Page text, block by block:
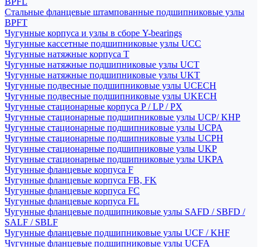
Стальные фланцевые штампованные подшипниковые узлы
BPFT
Чугунные корпуса и узлы в сборе Y-bearings
Чугунные кассетные подшипниковые узлы UCC
Чугунные натяжные корпуса T
Чугунные натяжные подшипниковые узлы UCT
Чугунные натяжные подшипниковые узлы UKT
Чугунные подвесные подшипниковые узлы UCECH
Чугунные подвесные подшипниковые узлы UKECH
Чугунные стационарные корпуса P / LP / PX
Чугунные стационарные подшипниковые узлы UCP/ KHP
Чугунные стационарные подшипниковые узлы UCPA
Чугунные стационарные подшипниковые узлы UCPH
Чугунные стационарные подшипниковые узлы UKP
Чугунные стационарные подшипниковые узлы UKPA
Чугунные фланцевые корпуса F
Чугунные фланцевые корпуса FB, FK
Чугунные фланцевые корпуса FC
Чугунные фланцевые корпуса FL
Чугунные фланцевые подшипниковые узлы SAFD / SBFD /
SALF / SBLF
Чугунные фланцевые подшипниковые узлы UCF / KHF
Чугунные фланцевые подшипниковые узлы UCFA